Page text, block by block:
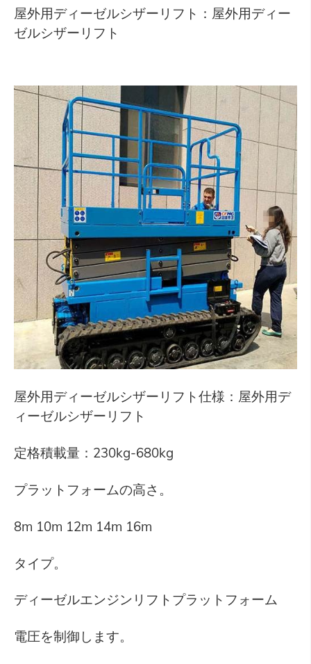
屋外用ディーゼルシザーリフト：屋外用ディー
ゼルシザーリフト
屋外用ディーゼルシザーリフト仕様：屋外用デ
ィーゼルシザーリフト
定格積載量：230kg-680kg
プラットフォームの高さ。
8m 10m 12m 14m 16m
タイプ。
ディーゼルエンジンリフトプラットフォーム
電圧を制御します。